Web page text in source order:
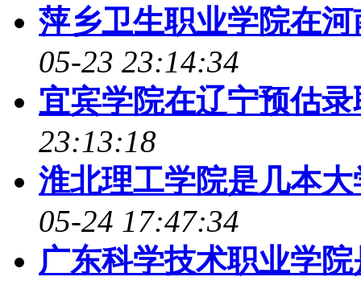
萍乡卫生职业学院在
05-23 23:14:34
宜宾学院在辽宁预估
23:13:18
淮北理工学院是几本
05-24 17:47:34
广东科学技术职业学